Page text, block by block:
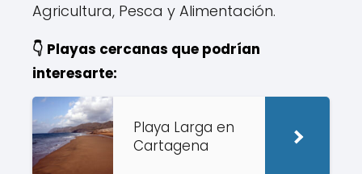
Agricultura, Pesca y Alimentación.
👇 Playas cercanas que podrían
interesarte:
Playa Larga en
Cartagena